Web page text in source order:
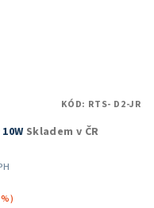
Skladem v ČR
KÓD: RTS- D2-JR